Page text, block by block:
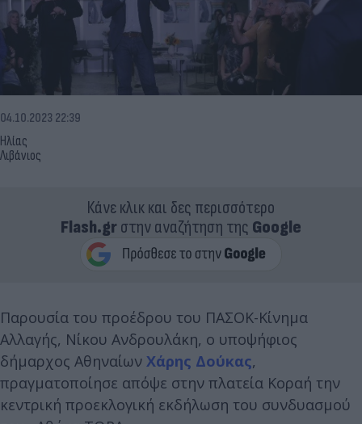
Ηλίας
Λιβάνιος
04.10.2023 22:39
Κάνε κλικ και δες περισσότερο
Flash.grστην αναζήτηση της Google
Παρουσία του προέδρου του ΠΑΣΟΚ-Κίνημα
Αλλαγής, Νίκου Ανδρουλάκη, ο υποψήφιος
δήμαρχος Αθηναίων Χάρης Δούκας,
πραγματοποίησε απόψε στην πλατεία Κοραή την
κεντρική προεκλογική εκδήλωση του συνδυασμού